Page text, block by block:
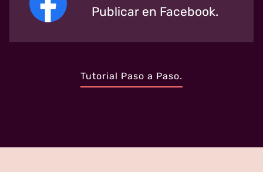
Publicar en Facebook.
Tutorial Paso a Paso.